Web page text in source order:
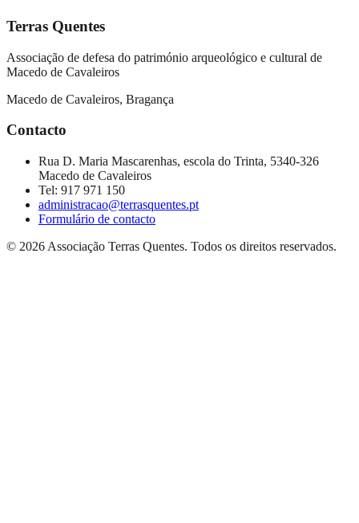
Terras Quentes
Associação de defesa do património arqueológico e cultural de
Macedo de Cavaleiros
Macedo de Cavaleiros, Bragança
Contacto
Rua D. Maria Mascarenhas, escola do Trinta, 5340-326
Macedo de Cavaleiros
Tel: 917 971 150
administracao@terrasquentes.pt
Formulário de contacto
© 2026 Associação Terras Quentes. Todos os direitos reservados.